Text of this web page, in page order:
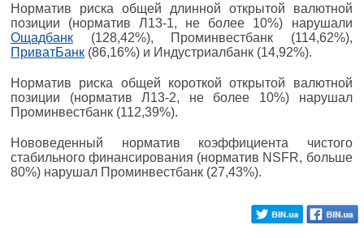
Норматив риска общей длинной открытой валютной
позиции (норматив Л13-1, не более 10%) нарушали
Ощадбанк (128,42%), Проминвестбанк (114,62%),
ПриватБанк (86,16%) и Индустриалбанк (14,92%).
Норматив риска общей короткой открытой валютной
позиции (норматив Л13-2, не более 10%) нарушал
Проминвестбанк (112,39%).
Нововеденный норматив коэффициента чистого
стабильного финансирования (норматив NSFR, больше
80%) нарушал Проминвестбанк (27,43%).